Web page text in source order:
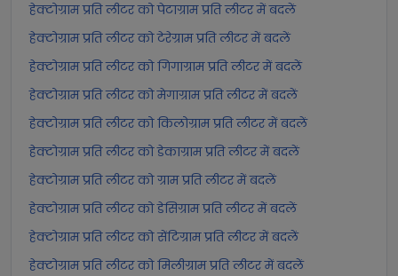
हेक्टोग्राम प्रति लीटर को पेटाग्राम प्रति लीटर में बदलें
हेक्टोग्राम प्रति लीटर को टेरेग्राम प्रति लीटर में बदलें
हेक्टोग्राम प्रति लीटर को गिगाग्राम प्रति लीटर में बदलें
हेक्टोग्राम प्रति लीटर को मेगाग्राम प्रति लीटर में बदलें
हेक्टोग्राम प्रति लीटर को किलोग्राम प्रति लीटर में बदलें
हेक्टोग्राम प्रति लीटर को डेकाग्राम प्रति लीटर में बदलें
हेक्टोग्राम प्रति लीटर को ग्राम प्रति लीटर में बदलें
हेक्टोग्राम प्रति लीटर को डेसिग्राम प्रति लीटर में बदलें
हेक्टोग्राम प्रति लीटर को सेंटिग्राम प्रति लीटर में बदलें
हेक्टोग्राम प्रति लीटर को मिलीग्राम प्रति लीटर में बदलें